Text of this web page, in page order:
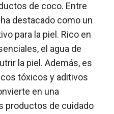
de coco. Entre
destacado como un
para la piel. Rico en
el agua de
la piel. Además, es
tóxicos y aditivos
en una
productos de cuidado